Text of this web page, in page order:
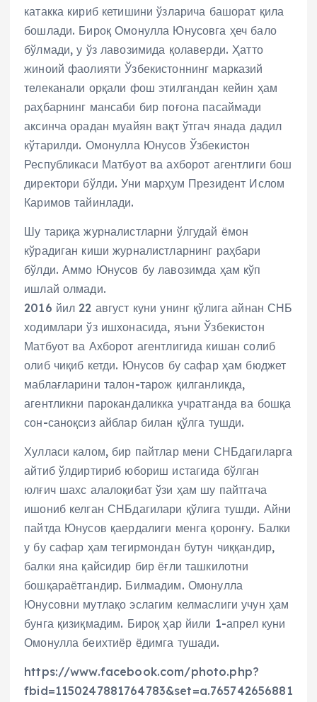
катакка кириб кетишини ўзларича башорат қила
бошлади. Бироқ Омонулла Юнусовга ҳеч бало
бўлмади, у ўз лавозимида қолаверди. Ҳатто
жиноий фаолияти Ўзбекистоннинг марказий
телеканали орқали фош этилгандан кейин ҳам
раҳбарнинг мансаби бир поғона пасаймади
аксинча орадан муайян вақт ўтгач янада дадил
кўтарилди. Омонулла Юнусов Ўзбекистон
Республикаси Матбуот ва ахборот агентлиги бош
директори бўлди. Уни марҳум Президент Ислом
Каримов тайинлади.
Шу тариқа журналистларни ўлгудай ёмон
кўрадиган киши журналистларнинг раҳбари
бўлди. Аммо Юнусов бу лавозимда ҳам кўп
ишлай олмади.
2016 йил 22 август куни унинг қўлига айнан СНБ
ходимлари ўз ишхонасида, яъни Ўзбекистон
Матбуот ва Ахборот агентлигида кишан солиб
олиб чиқиб кетди. Юнусов бу сафар ҳам бюджет
маблағларини талон-тарож қилганликда,
агентликни парокандаликка учратганда ва бошқа
сон-саноқсиз айблар билан қўлга тушди.
Хулласи калом, бир пайтлар мени СНБдагиларга
айтиб ўлдиртириб юбориш истагида бўлган
юлғич шахс алалоқибат ўзи ҳам шу пайтгача
ишониб келган СНБдагилари қўлига тушди. Айни
пайтда Юнусов қаердалиги менга қоронғу. Балки
у бу сафар ҳам тегирмондан бутун чиққандир,
балки яна қайсидир бир ёғли ташкилотни
бошқараётгандир. Билмадим. Омонулла
Юнусовни мутлақо эслагим келмаслиги учун ҳам
бунга қизиқмадим. Бироқ ҳар йили 1-апрел куни
Омонулла беихтиёр ёдимга тушади.
https://www.facebook.com/photo.php?
fbid=1150247881764783&set=a.765742656881